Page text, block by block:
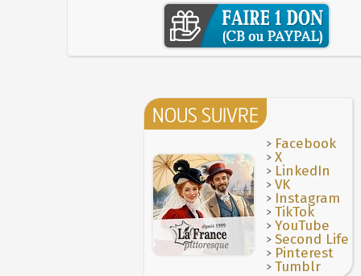
NOUS SUIVRE
> Facebook
>X
> LinkedIn
>VK
> Instagram
>TikTok
>YouTube
>Second Life
> Pinterest
>Tumblr